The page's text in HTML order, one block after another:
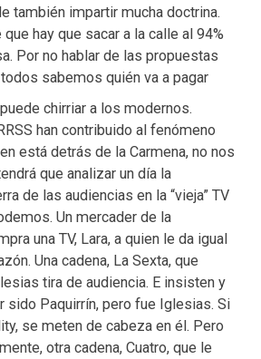
también impartir mucha doctrina.
hay que sacar a la calle al 94%
Por no hablar de las propuestas
sabemos quién va a pagar
chirriar a los modernos.
han contribuido al fenómeno
está detrás de la Carmena, no nos
que analizar un día la
de las audiencias en la “vieja” TV
Un mercader de la
una TV, Lara, a quien le da igual
Una cadena, La Sexta, que
tira de audiencia. E insisten y
sido Paquirrín, pero fue Iglesias. Si
se meten de cabeza en él. Pero
otra cadena, Cuatro, que le